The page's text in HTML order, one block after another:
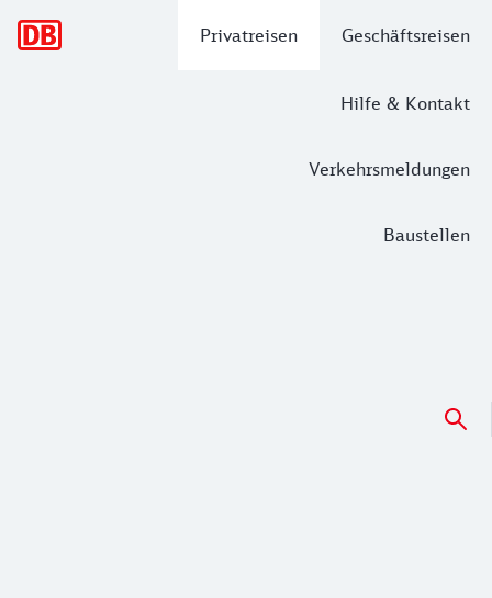
Privatreisen Geschäftsreisen
Hilfe & Kontakt
Verkehrsmeldungen
Baustellen